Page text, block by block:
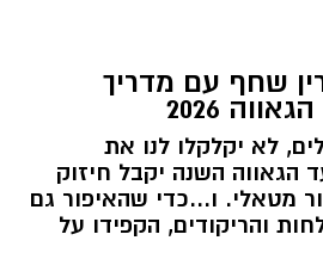
שחף עם מדריך
2026
לא יקלקלו לנו את
הגאווה השנה יקבל חיזוק
מטאלי. ו...כדי שהאיפור גם
והריקודים, הקפידו על